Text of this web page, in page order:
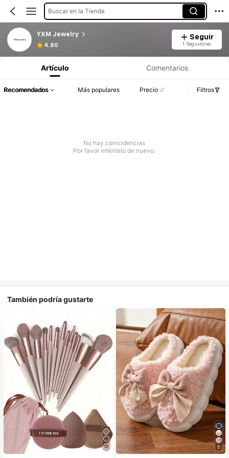
Buscar en la Tienda
YXM Jewelry
4.80
Seguir
1 Seguidores
Artículo Comentarios
Recomendados Más populares Precio Filtros
No hay coincidencias
Por favor inténtelo de nuevo.
También podría gustarte
5